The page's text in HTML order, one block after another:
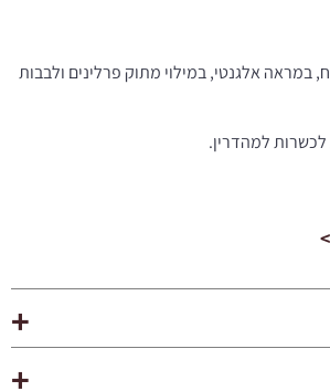
במראה אלגנטי, במילוי מתוק פרלינים ולבבות
למהדרין.